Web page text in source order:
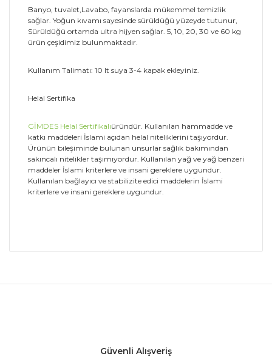
Banyo, tuvalet,Lavabo, fayanslarda mükemmel temizlik
sağlar. Yoğun kıvamı sayesinde sürüldüğü yüzeyde tutunur,
Sürüldüğü ortamda ultra hijyen sağlar. 5, 10, 20, 30 ve 60 kg
ürün çeşidimiz bulunmaktadır.
Kullanım Talimatı: 10 lt suya 3-4 kapak ekleyiniz.
Helal Sertifika
GİMDES Helal Sertifikalıüründür. Kullanılan hammadde ve
katkı maddeleri İslami açıdan helal niteliklerini taşıyordur.
Ürünün bileşiminde bulunan unsurlar sağlık bakımından
sakıncalı nitelikler taşımıyordur. Kullanılan yağ ve yağ benzeri
maddeler İslami kriterlere ve insani gereklere uygundur.
Kullanılan bağlayıcı ve stabilizite edici maddelerin İslami
kriterlere ve insani gereklere uygundur.
ve diğer konularda yetersiz gördüğünüz noktaları
Ürün açıklamasında eksik bilgiler bulunuyor.
Güvenli Alışveriş